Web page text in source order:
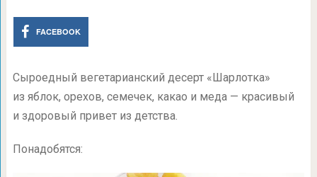
FACEBOOK
Сыроедный вегетарианский десерт «Шарлотка»
из яблок, орехов, семечек, какао и меда — красивый
и здоровый привет из детства.
Понадобятся: